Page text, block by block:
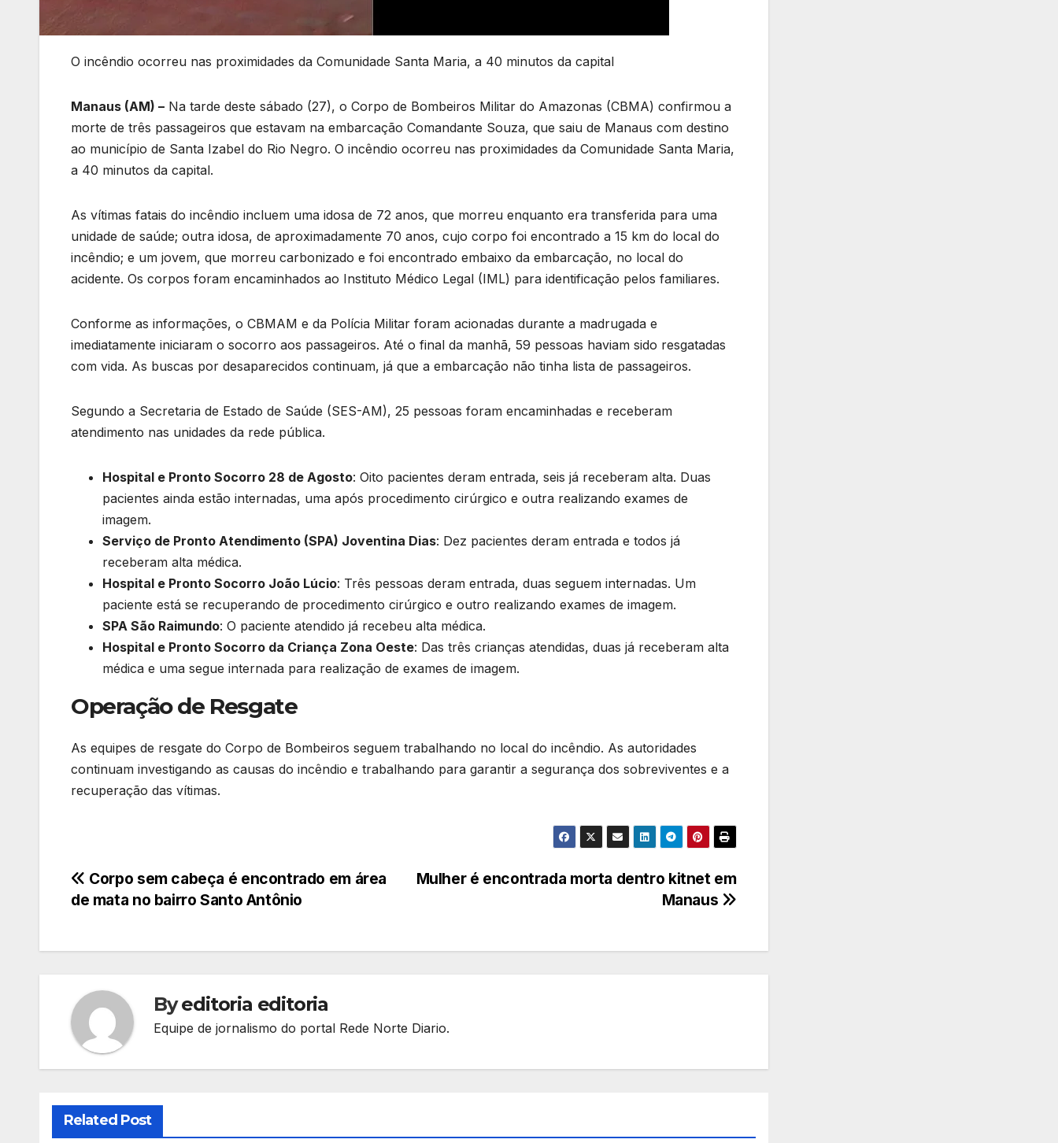
O incêndio ocorreu nas proximidades da Comunidade Santa Maria, a 40 minutos da capital
Manaus (AM) – Na tarde deste sábado (27), o Corpo de Bombeiros Militar do Amazonas (CBMA) confirmou a
morte de três passageiros que estavam na embarcação Comandante Souza, que saiu de Manaus com destino
ao município de Santa Izabel do Rio Negro. O incêndio ocorreu nas proximidades da Comunidade Santa Maria,
a 40 minutos da capital.
As vítimas fatais do incêndio incluem uma idosa de 72 anos, que morreu enquanto era transferida para uma
unidade de saúde; outra idosa, de aproximadamente 70 anos, cujo corpo foi encontrado a 15 km do local do
incêndio; e um jovem, que morreu carbonizado e foi encontrado embaixo da embarcação, no local do
acidente. Os corpos foram encaminhados ao Instituto Médico Legal (IML) para identificação pelos familiares.
Conforme as informações, o CBMAM e da Polícia Militar foram acionadas durante a madrugada e
imediatamente iniciaram o socorro aos passageiros. Até o final da manhã, 59 pessoas haviam sido resgatadas
com vida. As buscas por desaparecidos continuam, já que a embarcação não tinha lista de passageiros.
Segundo a Secretaria de Estado de Saúde (SES-AM), 25 pessoas foram encaminhadas e receberam
atendimento nas unidades da rede pública.
Hospital e Pronto Socorro 28 de Agosto: Oito pacientes deram entrada, seis já receberam alta. Duas
pacientes ainda estão internadas, uma após procedimento cirúrgico e outra realizando exames de
imagem.
Serviço de Pronto Atendimento (SPA) Joventina Dias: Dez pacientes deram entrada e todos já
receberam alta médica.
Hospital e Pronto Socorro João Lúcio: Três pessoas deram entrada, duas seguem internadas. Um
paciente está se recuperando de procedimento cirúrgico e outro realizando exames de imagem.
SPA São Raimundo: O paciente atendido já recebeu alta médica.
Hospital e Pronto Socorro da Criança Zona Oeste: Das três crianças atendidas, duas já receberam alta
médica e uma segue internada para realização de exames de imagem.
Operação de Resgate
As equipes de resgate do Corpo de Bombeiros seguem trabalhando no local do incêndio. As autoridades
continuam investigando as causas do incêndio e trabalhando para garantir a segurança dos sobreviventes e a
recuperação das vítimas.
Navegação
Post
Mulher é encontrada morta dentro kitnet em
Manaus
Corpo sem cabeça é encontrado em área
de mata no bairro Santo Antônio
Byeditoria editoria
Equipe de jornalismo do portal Rede Norte Diario.
Related Post